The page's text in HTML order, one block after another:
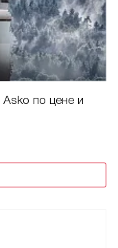
по цене и